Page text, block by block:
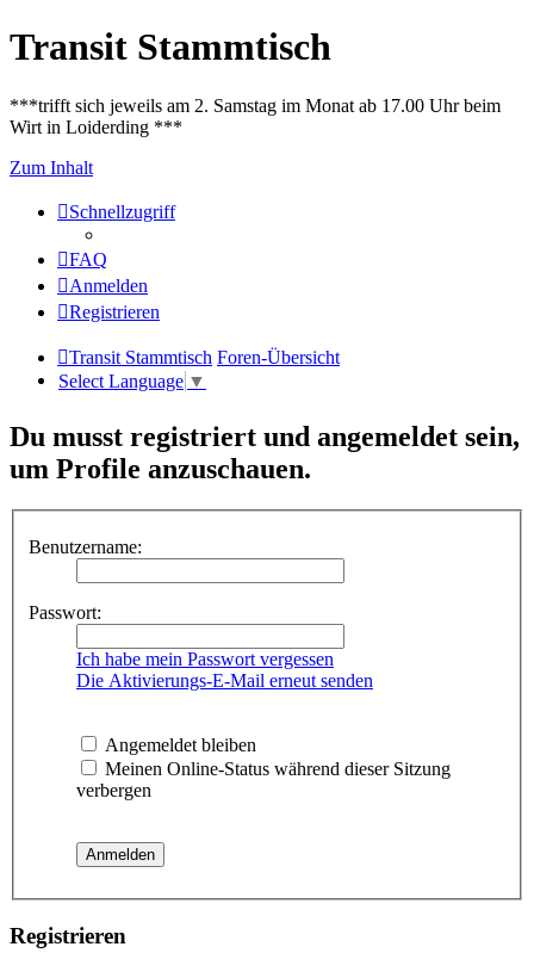
Transit Stammtisch
***trifft sich jeweils am 2. Samstag im Monat ab 17.00 Uhr beim
Wirt in Loiderding ***
Zum Inhalt
Schnellzugriff
FAQ
Anmelden
Registrieren
Transit Stammtisch Foren-Übersicht
Select Language ▼
Du musst registriert und angemeldet sein,
um Profile anzuschauen.
Benutzername:
Passwort:
Ich habe mein Passwort vergessen
Die Aktivierungs-E-Mail erneut senden
Angemeldet bleiben
Meinen Online-Status während dieser Sitzung
verbergen
Registrieren